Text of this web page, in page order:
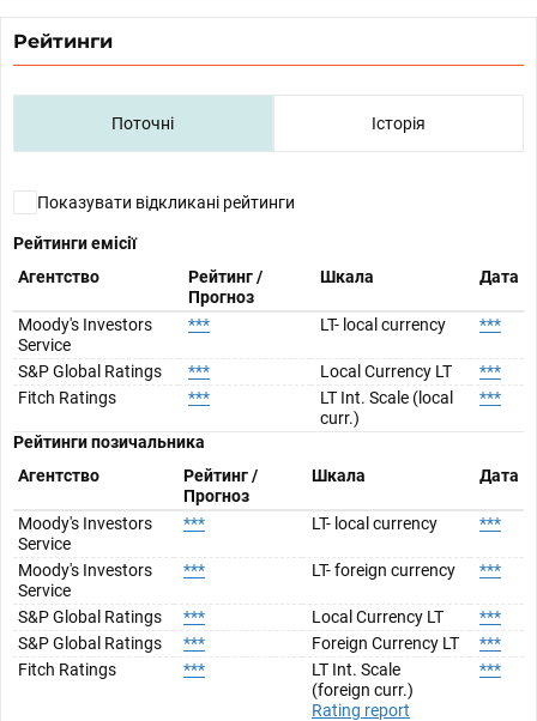
Рейтинги
Поточні Історія
Показувати відкликані рейтинги
Рейтинги емісії
Агентство
Рейтинг /
Прогноз
Шкала Дата
Moody's Investors
Service
*** LT- local currency ***
S&P Global Ratings *** Local Currency LT
***
Fitch Ratings
***
LT Int. Scale (local
curr.)
***
Рейтинги позичальника
Агентство
Рейтинг /
Прогноз
Шкала Дата
Moody's Investors
Service
*** LT- local currency ***
Moody's Investors
Service
*** LT- foreign currency ***
S&P Global Ratings *** Local Currency LT
***
S&P Global Ratings
*** Foreign Currency LT
***
Fitch Ratings
***
LT Int. Scale
(foreign curr.)
Rating report
***